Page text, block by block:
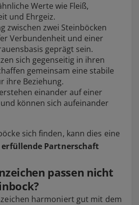
Werte wie Fleiß,
und Ehrgeiz.
zwischen zwei Steinböcken
Verbundenheit und einer
geprägt sein.
sich gegenseitig in ihren
gemeinsam eine stabile
ihre Beziehung.
einander auf einer
können sich aufeinander
sich finden, kann dies eine
Partnerschaft
passen nicht
harmoniert gut mit dem